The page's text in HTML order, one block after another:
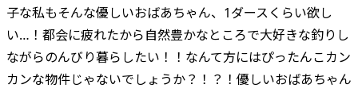
子な私もそんな優しいおばあちゃん、1ダースくらい欲し
い…！都会に疲れたから自然豊かなところで大好きな釣りし
ながらのんびり暮らしたい！！なんて方にはぴったんこカン
カンな物件じゃないでしょうか？！？！優しいおばあちゃん